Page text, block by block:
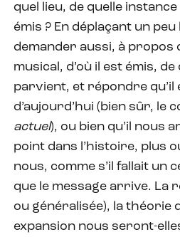
quel lieu, de quelle
émis ? En déplaçant un
demander aussi, à propos
musical, d’où il est émis,
parvient, et répondre qu’il
d’aujourd’hui (bien sûr, le
actuel), ou bien qu’il nous
point dans l’histoire, plus
nous, comme s’il fallait un
que le message arrive. La
ou généralisée), la théorie
expansion nous seront-